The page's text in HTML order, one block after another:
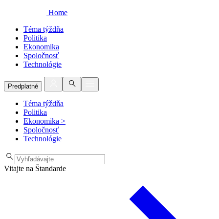
Home
Téma týždňa
Politika
Ekonomika
Spoločnosť
Technológie
Predplatné
Téma týždňa
Politika
Ekonomika >
Spoločnosť
Technológie
Vitajte na Štandarde